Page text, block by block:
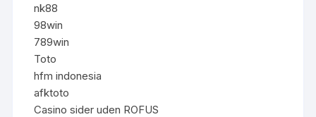
nk88
98win
789win
Toto
hfm indonesia
afktoto
Casino sider uden ROFUS